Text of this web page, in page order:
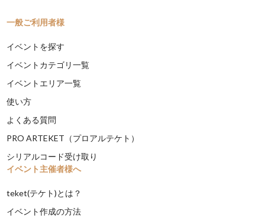
一般ご利用者様
イベントを探す
イベントカテゴリ一覧
イベントエリア一覧
使い方
よくある質問
PRO ARTEKET（プロアルテケト）
シリアルコード受け取り
イベント主催者様へ
teket(テケト)とは？
イベント作成の方法